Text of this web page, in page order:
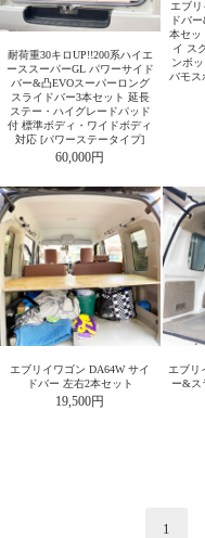
耐荷重30キロUP!!200系ハイエ
ーススーパーGL パワーサイド
バー&凸EVOスーパーロング
スライドバー3本セット 延長
ステー・ハイグレードパッド
付 標準ボディ・ワイドボディ
対応 [パワーステータイプ]
60,000円
エブ
ドバ
本セッ
イ ス
ンボ
バモス
エブリイワゴン DA64W サイ
ドバー 左右2本セット
19,500円
エブリ
ー&ス
1